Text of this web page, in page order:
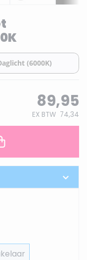
89,95
EX BTW 74,34